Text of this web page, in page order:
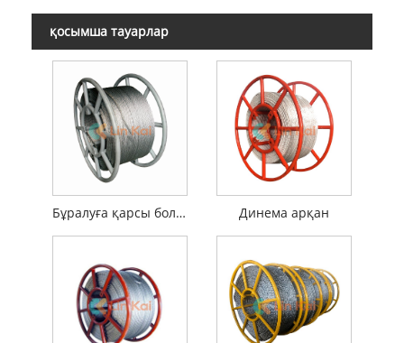
қосымша тауарлар
Бұралуға қарсы болат сым арқан Динема арқан